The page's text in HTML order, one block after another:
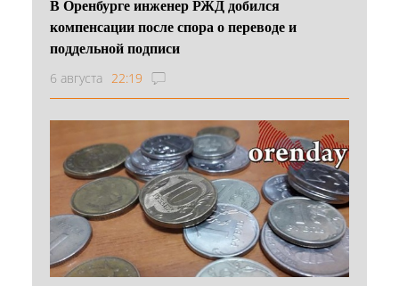
В Оренбурге инженер РЖД добился
компенсации после спора о переводе и
поддельной подписи
6 августа 22:19